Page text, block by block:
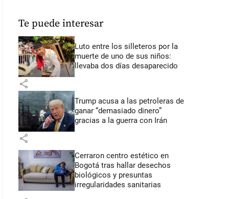
Te puede interesar
Luto entre los silleteros por la
muerte de uno de sus niños:
llevaba dos días desaparecido
share
Trump acusa a las petroleras de
ganar “demasiado dinero”
gracias a la guerra con Irán
share
Cerraron centro estético en
Bogotá tras hallar desechos
biológicos y presuntas
irregularidades sanitarias